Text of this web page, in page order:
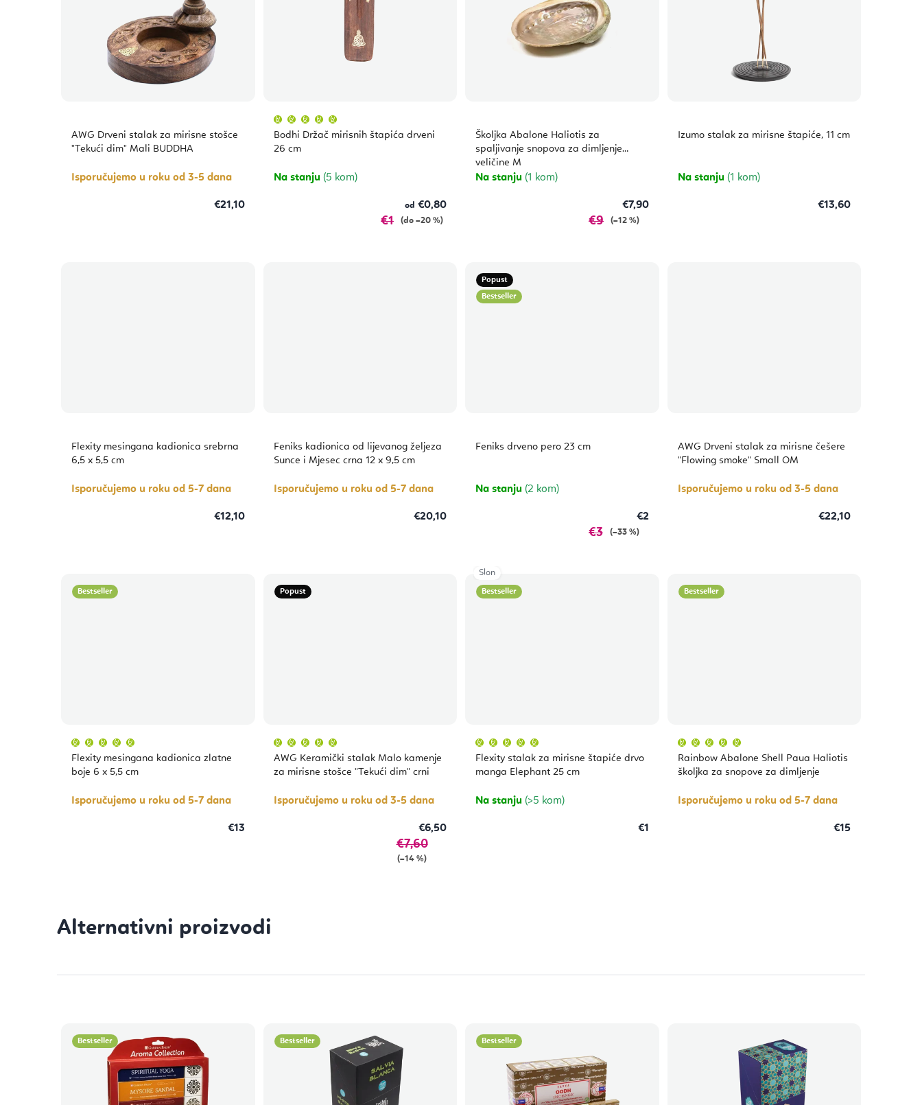
AWG Drveni stalak za mirisne stošce
"Tekući dim" Mali BUDDHA
Isporučujemo u roku od 3-5 dana
€21,10
Bodhi Držač mirisnih štapića drveni
26 cm
proizvoda
je
zvjezdica.
Na stanju (5 kom)
od €0,80
€1 (do –20 %)
Školjka Abalone Haliotis za
spaljivanje snopova za dimljenje
veličine M
Na stanju (1 kom)
€7,90
€9 (–12 %)
Izumo stalak za mirisne štapiće, 11 cm
Na stanju (1 kom)
€13,60
Flexity mesingana kadionica srebrna
6,5 x 5,5 cm
Isporučujemo u roku od 5-7 dana
€12,10
Feniks kadionica od lijevanog željeza
Sunce i Mjesec crna 12 x 9,5 cm
Isporučujemo u roku od 5-7 dana
€20,10
Popust
Bestseller
Feniks drveno pero 23 cm
Na stanju (2 kom)
€2
€3 (–33 %)
AWG Drveni stalak za mirisne češere
"Flowing smoke" Small OM
Isporučujemo u roku od 3-5 dana
€22,10
Bestseller
Flexity mesingana kadionica zlatne
boje 6 x 5,5 cm
proizvoda
je
5,0
zvjezdica.
Isporučujemo u roku od 5-7 dana
€13
Popust
AWG Keramički stalak Malo kamenje
za mirisne stošce "Tekući dim" crni
proizvoda
je
5,0
zvjezdica.
Isporučujemo u roku od 3-5 dana
€6,50
€7,60
(–14 %)
Bestseller
Flexity stalak za mirisne štapiće drvo
manga Elephant 25 cm
proizvoda
je
5,0
zvjezdica.
Na stanju (>5 kom)
€1
Slon
Bestseller
Rainbow Abalone Shell Paua Haliotis
školjka za snopove za dimljenje
proizvoda
je
5,0
od
zvjezdica.
Isporučujemo u roku od 5-7 dana
€15
Bestseller Bestseller Bestseller